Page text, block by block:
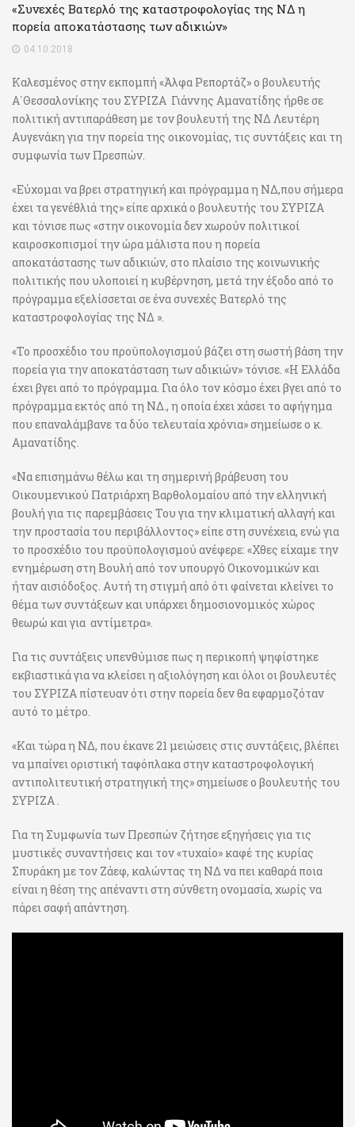
«Συνεχές Βατερλό της καταστροφολογίας της ΝΔ η
πορεία αποκατάστασης των αδικιών»
04.10.2018
Καλεσμένος στην εκπομπή «Άλφα Ρεπορτάζ» ο βουλευτής
Α΄Θεσσαλονίκης του ΣΥΡΙΖΑ Γιάννης Αμανατίδης ήρθε σε
πολιτική αντιπαράθεση με τον βουλευτή της ΝΔ Λευτέρη
Αυγενάκη για την πορεία της οικονομίας, τις συντάξεις και τη
συμφωνία των Πρεσπών.
«Εύχομαι να βρει στρατηγική και πρόγραμμα η ΝΔ,που σήμερα
έχει τα γενέθλιά της» είπε αρχικά ο βουλευτής του ΣΥΡΙΖΑ
και τόνισε πως «στην οικονομία δεν χωρούν πολιτικοί
καιροσκοπισμοί την ώρα μάλιστα που η πορεία
αποκατάστασης των αδικιών, στο πλαίσιο της κοινωνικής
πολιτικής που υλοποιεί η κυβέρνηση, μετά την έξοδο από το
πρόγραμμα εξελίσσεται σε ένα συνεχές Βατερλό της
καταστροφολογίας της ΝΔ ».
«Το προσχέδιο του προϋπολογισμού βάζει στη σωστή βάση την
πορεία για την αποκατάσταση των αδικιών» τόνισε. «H Ελλάδα
έχει βγει από το πρόγραμμα. Για όλο τον κόσμο έχει βγει από το
πρόγραμμα εκτός από τη ΝΔ., η οποία έχει χάσει το αφήγημα
που επαναλάμβανε τα δύο τελευταία χρόνια» σημείωσε ο κ.
Αμανατίδης.
«Να επισημάνω θέλω και τη σημερινή βράβευση του
Οικουμενικού Πατριάρχη Βαρθολομαίου από την ελληνική
βουλή για τις παρεμβάσεις Του για την κλιματική αλλαγή και
την προστασία του περιβάλλοντος» είπε στη συνέχεια, ενώ για
το προσχέδιο του προϋπολογισμού ανέφερε: «Χθες είχαμε την
ενημέρωση στη Βουλή από τον υπουργό Οικονομικών και
ήταν αισιόδοξος. Αυτή τη στιγμή από ότι φαίνεται κλείνει το
θέμα των συντάξεων και υπάρχει δημοσιονομικός χώρος
θεωρώ και για αντίμετρα».
Για τις συντάξεις υπενθύμισε πως η περικοπή ψηφίστηκε
εκβιαστικά για να κλείσει η αξιολόγηση και όλοι οι βουλευτές
του ΣΥΡΙΖΑ πίστευαν ότι στην πορεία δεν θα εφαρμοζόταν
αυτό το μέτρο.
«Και τώρα η ΝΔ, που έκανε 21 μειώσεις στις συντάξεις, βλέπει
να μπαίνει οριστική ταφόπλακα στην καταστροφολογική
αντιπολιτευτική στρατηγική της» σημείωσε ο βουλευτής του
ΣΥΡΙΖΑ .
Για τη Συμφωνία των Πρεσπών ζήτησε εξηγήσεις για τις
μυστικές συναντήσεις και τον «τυχαίο» καφέ της κυρίας
Σπυράκη με τον Ζάεφ, καλώντας τη ΝΔ να πει καθαρά ποια
είναι η θέση της απέναντι στη σύνθετη ονομασία, χωρίς να
πάρει σαφή απάντηση.